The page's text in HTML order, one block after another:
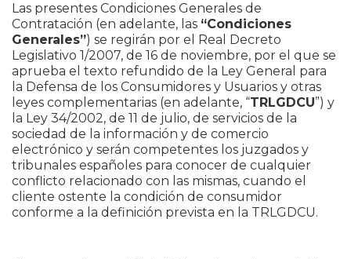
Cita Taller
Financiación
Renting
Coches por suscripción
Dónde Encontrarnos
Las presentes Condiciones Generales de
Contratación (en adelante, las “Condiciones
Generales”) se regirán por el Real Decreto
Legislativo 1/2007, de 16 de noviembre, por el que se
aprueba el texto refundido de la Ley General para
la Defensa de los Consumidores y Usuarios y otras
leyes complementarias (en adelante, “TRLGDCU”) y
la Ley 34/2002, de 11 de julio, de servicios de la
sociedad de la información y de comercio
electrónico y serán competentes los juzgados y
tribunales españoles para conocer de cualquier
conflicto relacionado con las mismas, cuando el
cliente ostente la condición de consumidor
conforme a la definición prevista en la TRLGDCU.